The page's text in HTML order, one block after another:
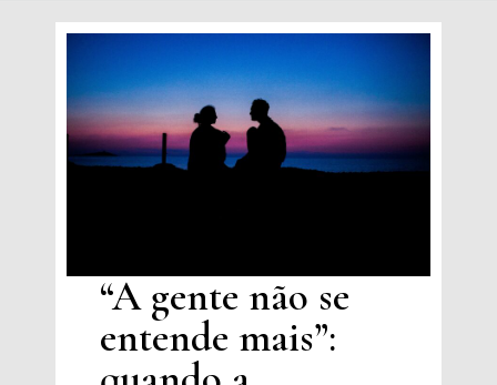
“A gente não se
entende mais”: